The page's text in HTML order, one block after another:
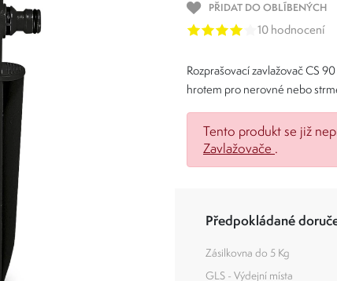
PŘIDAT DO OBLÍBENÝCH
10 hodnocení
Rozprašovací zavlažovač CS
hrotem pro nerovné nebo
Tento produkt se již
Zavlažovače .
Předpokládané
Zásilkovna do 5 Kg
GLS - Výdejní místa